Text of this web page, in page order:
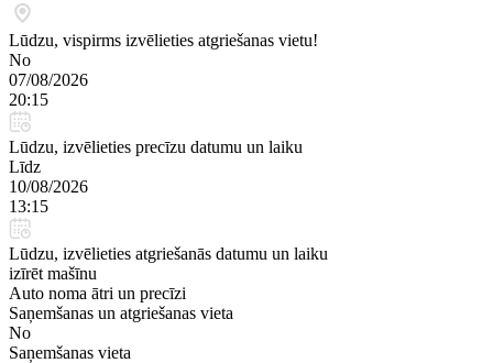
Lūdzu, vispirms izvēlieties atgriešanas vietu!
No
07/08/2026
20:15
Lūdzu, izvēlieties precīzu datumu un laiku
Līdz
10/08/2026
13:15
Lūdzu, izvēlieties atgriešanās datumu un laiku
izīrēt mašīnu
Auto noma ātri un precīzi
Saņemšanas un atgriešanas vieta
No
Saņemšanas vieta